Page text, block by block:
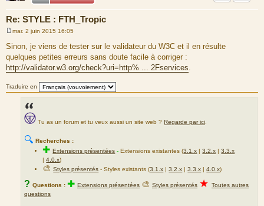
Re: STYLE : FTH_Tropic
s
s
a
g
mar. 2 juin 2015 16:05
Sinon, je viens de tester sur le validateur du W3C et il en résulte
quelques petites erreurs sans doute facile à corriger :
http://validator.w3.org/check?uri=http% ... 2Fservices
Traduire en
Tu as un forum et tu veux aussi un site web ? Regarde par ici
🔍 Recherches :
✚Extensions présentées -Extensions existantes (3.1.x |3.2.x |3.3.x
|4.0.x)
🎨Styles présentés - Styles existants (3.1.x |3.2.x |3.3.x |4.0.x)
? Questions : ✚ Extensions présentées 🎨 Styles présentés ★ Toutes autres
questions